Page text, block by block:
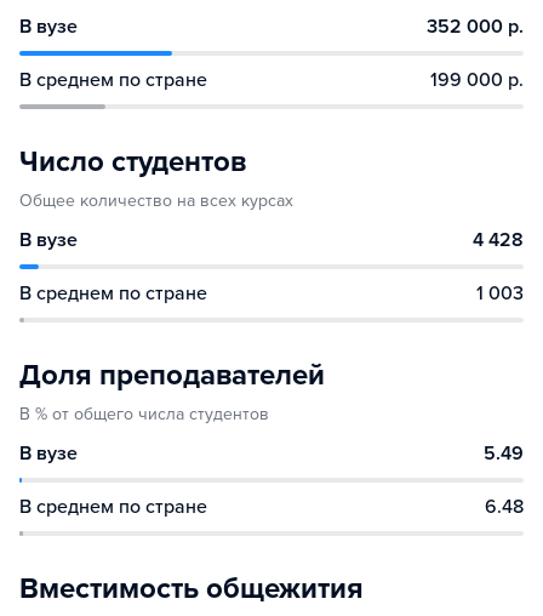
В вузе 352 000 р.
В среднем по стране 199 000 р.
Число студентов
Общее количество на всех курсах
В вузе 4 428
В среднем по стране 1 003
Доля преподавателей
В % от общего числа студентов
В вузе 5.49
В среднем по стране 6.48
Вместимость общежития